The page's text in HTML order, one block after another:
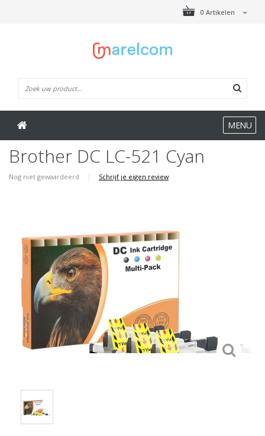
0 Artikelen
MENU
Brother DC LC-521 Cyan
Nog niet gewaardeerd | Schrijf je eigen review